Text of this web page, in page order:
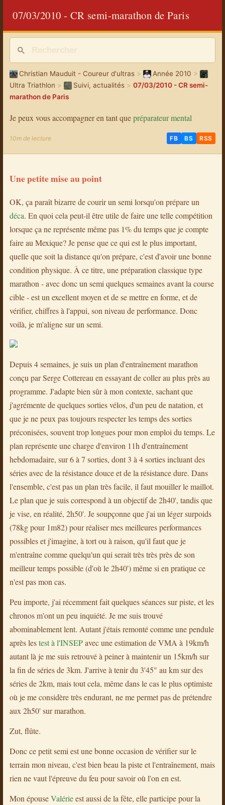
07/03/2010 - CR semi-marathon de Paris
Christian Mauduit - Coureur d'ultras> Année 2010 >
Ultra Triathlon > Suivi, actualités> 07/03/2010 - CR semi-
marathon de Paris
Je peux vous accompagner en tant quepréparateur mental
10m de lecture FB BS RSS
Une petite mise au point
OK, ça paraît bizarre de courir un semi lorsqu'on prépare un
déca. En quoi cela peut-il être utile de faire une telle compétition
lorsque ça ne représente même pas 1% du temps que je compte
faire au Mexique? Je pense que ce qui est le plus important,
quelle que soit la distance qu'on prépare, c'est d'avoir une bonne
condition physique. À ce titre, une préparation classique type
marathon - avec donc un semi quelques semaines avant la course
cible - est un excellent moyen et de se mettre en forme, et de
vérifier, chiffres à l'appui, son niveau de performance. Donc
voilà, je m'aligne sur un semi.
Depuis 4 semaines, je suis un plan d'entraînement marathon
conçu par Serge Cottereau en essayant de coller au plus près au
programme. J'adapte bien sûr à mon contexte, sachant que
j'agrémente de quelques sorties vélos, d'un peu de natation, et
que je ne peux pas toujours respecter les temps des sorties
préconisées, souvent trop longues pour mon emploi du temps. Le
plan représente une charge d'environ 11h d'entraînement
hebdomadaire, sur 6 à 7 sorties, dont 3 à 4 sorties incluant des
séries avec de la résistance douce et de la résistance dure. Dans
l'ensemble, c'est pas un plan très facile, il faut mouiller le maillot.
Le plan que je suis correspond à un objectif de 2h40', tandis que
je vise, en réalité, 2h50'. Je soupçonne que j'ai un léger surpoids
(78kg pour 1m82) pour réaliser mes meilleures performances
possibles et j'imagine, à tort ou à raison, qu'il faut que je
m'entraîne comme quelqu'un qui serait très très près de son
meilleur temps possible (d'où le 2h40') même si en pratique ce
n'est pas mon cas.
Peu importe, j'ai récemment fait quelques séances sur piste, et les
chronos m'ont un peu inquiété. Je me suis trouvé
abominablement lent. Autant j'étais remonté comme une pendule
après lestest à l'INSEPavec une estimation de VMA à 19km/h
autant là je me suis retrouvé à peiner à maintenir un 15km/h sur
la fin de séries de 3km. J'arrive à tenir du 3'45" au km sur des
séries de 2km, mais tout cela, même dans le cas le plus optimiste
où je me considère très endurant, ne me permet pas de prétendre
aux 2h50' sur marathon.
Zut, flûte.
Donc ce petit semi est une bonne occasion de vérifier sur le
terrain mon niveau, c'est bien beau la piste et l'entraînement, mais
rien ne vaut l'épreuve du feu pour savoir où l'on en est.
Mon épouseValérieest aussi de la fête, elle participe pour la